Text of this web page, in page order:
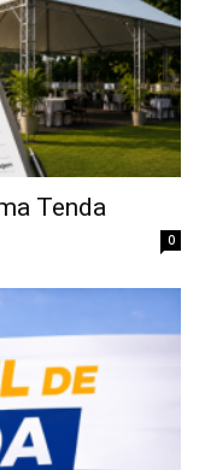
Tenda
0